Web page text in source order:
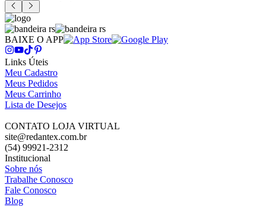
BAIXE O APP
Links Úteis
Meu Cadastro
Meus Pedidos
Meus Carrinho
Lista de Desejos
CONTATO LOJA VIRTUAL
site@redantex.com.br
(54) 99921-2312
Institucional
Sobre nós
Trabalhe Conosco
Fale Conosco
Blog